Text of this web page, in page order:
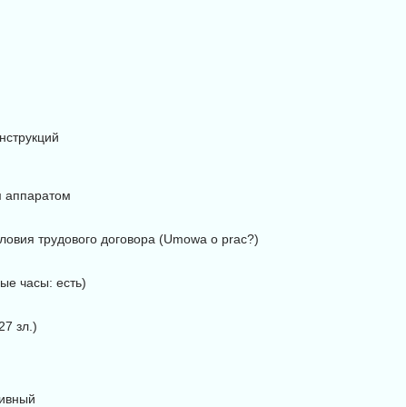
аппаратом
трудового договора (Umowa o prac?)
часы: есть)
зл.)